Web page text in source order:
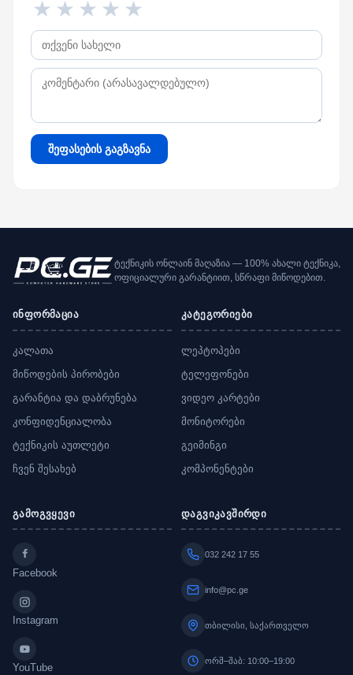
★
★
★
★
★
შეფასების გაგზავნა
ტექნიკის ონლაინ მაღაზია — 100% ახალი ტექნიკა,
ოფიციალური გარანტიით, სწრაფი მიწოდებით.
ინფორმაცია
კალათა
მიწოდების პირობები
გარანტია და დაბრუნება
კონფიდენციალობა
ტექნიკის აუთლეტი
ჩვენ შესახებ
კატეგორიები
ლეპტოპები
ტელეფონები
ვიდეო კარტები
მონიტორები
გეიმინგი
კომპონენტები
გამოგვყევი
Facebook
Instagram
YouTube
დაგვიკავშირდი
032 242 17 55
info@pc.ge
თბილისი, საქართველო
ორშ–შაბ: 10:00–19:00